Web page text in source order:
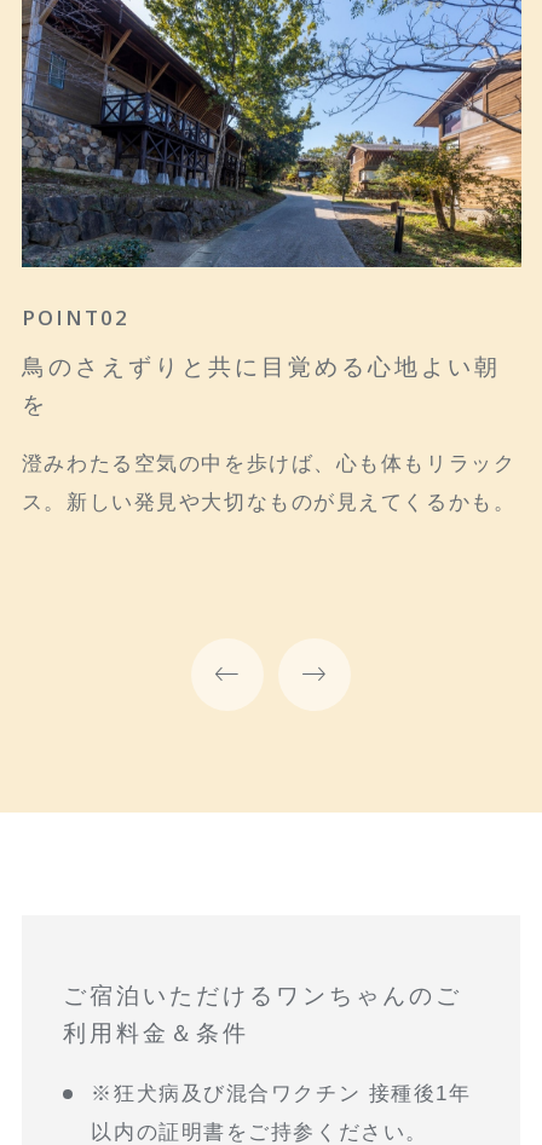
POINT01
全室テラス付きの
森のコテージ
「自然とのふれあい」を最大限にお楽しみいただ
けます。
POINT02
鳥のさえずりと共に目覚める心地よい朝
を
澄みわたる空気の中を歩けば、心も体もリラック
ス。新しい発見や大切なものが見えてくるかも。
POINT03
秘密基地のような2階の和室
子様も大喜び！
POINT04
キッチン付き
を演出いたします。IHの簡易キッチンが備えら
れ、ご家族やグループでアウトドア気分!!
ご宿泊いただけるワンちゃんのご
利用料金＆条件
※狂犬病及び混合ワクチン 接種後1年
以内の証明書をご持参ください。